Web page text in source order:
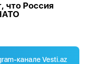
что Россия
канале Vesti.az